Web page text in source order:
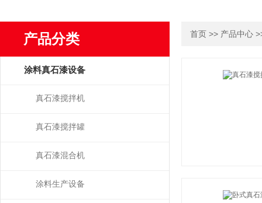
产品分类
涂料真石漆设备
真石漆搅拌机
真石漆搅拌罐
真石漆混合机
涂料生产设备
首页 >> 产品中心